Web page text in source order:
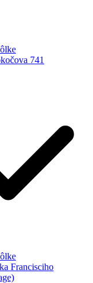
741
Francisciho